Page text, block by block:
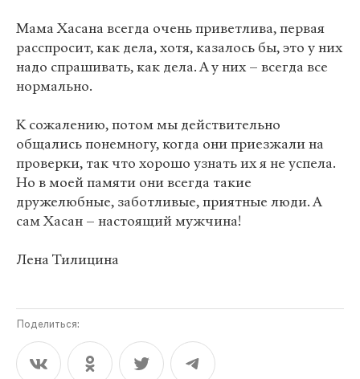
Мама Хасана всегда очень приветлива, первая
расспросит, как дела, хотя, казалось бы, это у них
надо спрашивать, как дела. А у них – всегда все
нормально.
К сожалению, потом мы действительно
общались понемногу, когда они приезжали на
проверки, так что хорошо узнать их я не успела.
Но в моей памяти они всегда такие
дружелюбные, заботливые, приятные люди. А
сам Хасан – настоящий мужчина!
Лена Тилицина
Поделиться: